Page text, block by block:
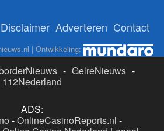
Disclaimer Adverteren Contact
| Ontwikkeling:
- GelreNieuws -
112Nederland
ADS:
-OnlineCasinoReports.nl -